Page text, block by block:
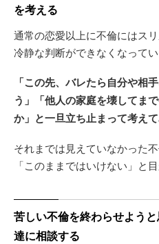
を考える
通常の恋愛以上に不倫にはス
冷静な判断ができなくなってい
「この先、バレたら自分や相
う」「他人の家庭を壊してま
か」と一旦立ち止まって考えて
それまでは見えていなかった
「このままではいけない」と
苦しい不倫を終わらせよう
達に相談する